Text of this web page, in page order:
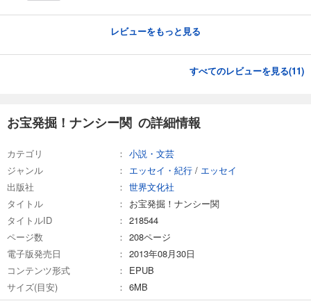
レビューをもっと見る
すべてのレビューを見る(11)
お宝発掘！ナンシー関 の詳細情報
カテゴリ
小説・文芸
ジャンル
エッセイ・紀行 / エッセイ
出版社
世界文化社
タイトル
お宝発掘！ナンシー関
タイトルID
218544
ページ数
208ページ
電子版発売日
2013年08月30日
コンテンツ形式
EPUB
サイズ(目安)
6MB